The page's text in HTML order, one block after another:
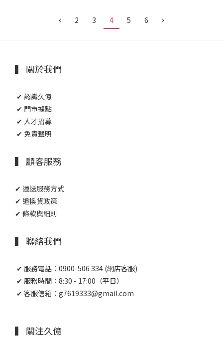
2 3 4 5 6
▍ 關於我們
✔ 認識久億
✔ 門市據點
✔ 人才招募
✔ 免責聲明
▍ 顧客服務
✔ 運送服務方式
✔ 退換貨政策
✔ 條款與細則
▍ 聯絡我們
✔ 服務電話：0900-506 334 (網店客服)
✔ 服務時間：8:30 - 17:00（平日）
✔ 客服信箱：g7619333@gmail.com
▍ 關注久億